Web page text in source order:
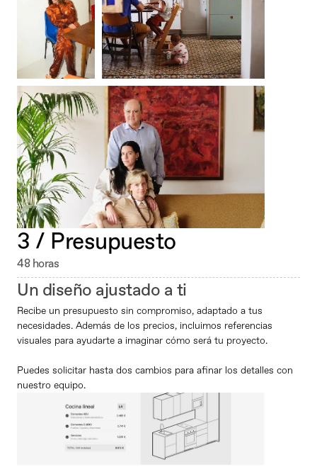
3 / Presupuesto
48 horas
Un diseño ajustado a ti
Recibe un presupuesto sin compromiso, adaptado a tus
necesidades. Además de los precios, incluimos referencias
visuales para ayudarte a imaginar cómo será tu proyecto.
Puedes solicitar hasta dos cambios para afinar los detalles con
nuestro equipo.